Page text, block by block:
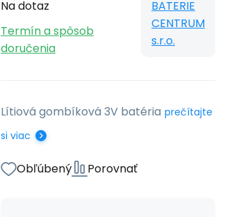
Na dotaz
Termín a spôsob
doručenia
BATERIE
CENTRUM
s.r.o.
Lítiová gombíková 3V batéria prečítajte
si viac
Obľúbený Porovnať